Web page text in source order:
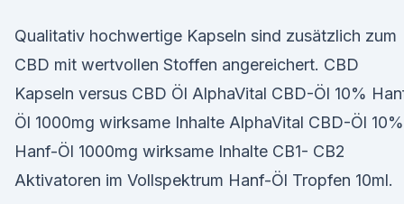
Qualitativ hochwertige Kapseln sind zusätzlich zum
CBD mit wertvollen Stoffen angereichert. CBD
Kapseln versus CBD Öl AlphaVital CBD-Öl 10%
Öl 1000mg wirksame Inhalte AlphaVital CBD-Öl 10%
Hanf-Öl 1000mg wirksame Inhalte CB1- CB2
Aktivatoren im Vollspektrum Hanf-Öl Tropfen 10ml.